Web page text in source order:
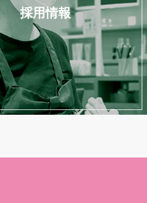
採用情報